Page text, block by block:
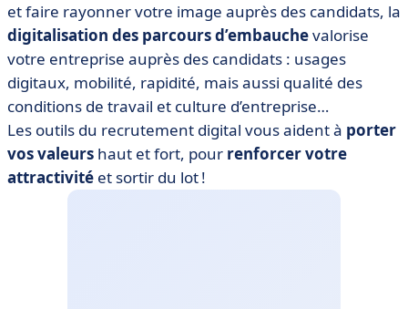
et faire rayonner votre image auprès des candidats, la
digitalisation des parcours d’embauchevalorise
votre entreprise auprès des candidats : usages
digitaux, mobilité, rapidité, mais aussi qualité des
conditions de travail et culture d’entreprise…
Les outils du recrutement digital vous aident à porter
vos valeurs haut et fort, pour renforcer votre
attractivité et sortir du lot !